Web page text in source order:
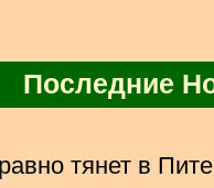
Последние
тянет в